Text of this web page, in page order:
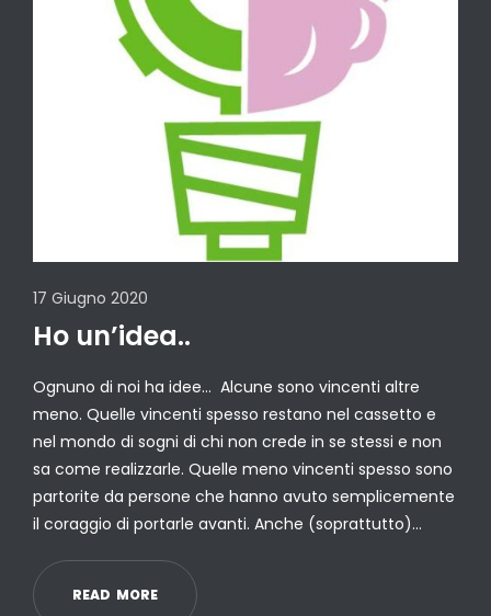
17 Giugno 2020
Ho un’idea..
Ognuno di noi ha idee… Alcune sono vincenti altre
meno. Quelle vincenti spesso restano nel cassetto e
nel mondo di sogni di chi non crede in se stessi e non
sa come realizzarle. Quelle meno vincenti spesso sono
partorite da persone che hanno avuto semplicemente
il coraggio di portarle avanti. Anche (soprattutto)…
READ MORE